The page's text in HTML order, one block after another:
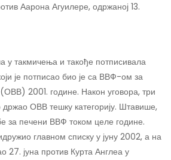
Аарона Агуилере, одржаној 13.
у такмичења и такође потписивала
је потписао био је са ВВФ-ом за
2001. године. Након уговора, три
ОВВ тешку категорију. Штавише,
за печени ВВФ током целе године.
главном списку у јуну 2002, а на
27. јуна против Курта Англеа у